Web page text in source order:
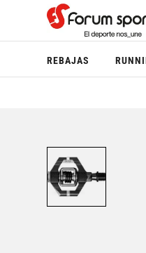
REBAJAS